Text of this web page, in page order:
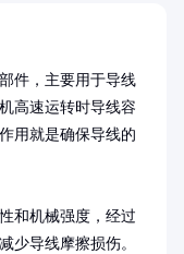
件，主要用于导线
高速运转时导线容
用就是确保导线的
和机械强度，经过
少导线摩擦损伤。